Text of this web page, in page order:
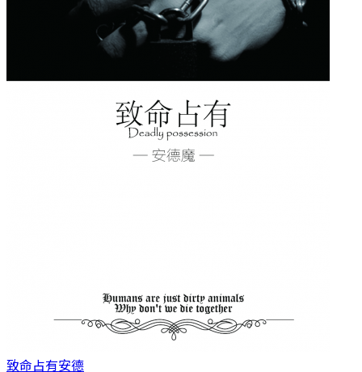
致命占有安德